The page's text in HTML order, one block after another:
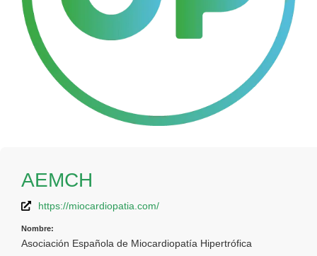
AEMCH
https://miocardiopatia.com/
Nombre:
Asociación Española de Miocardiopatía Hipertrófica